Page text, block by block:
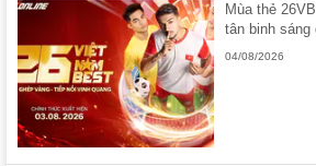
Mùa thẻ
tân binh sáng
04/08/2026